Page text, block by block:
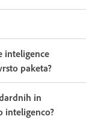
inteligence
paketa?
in
inteligenco?